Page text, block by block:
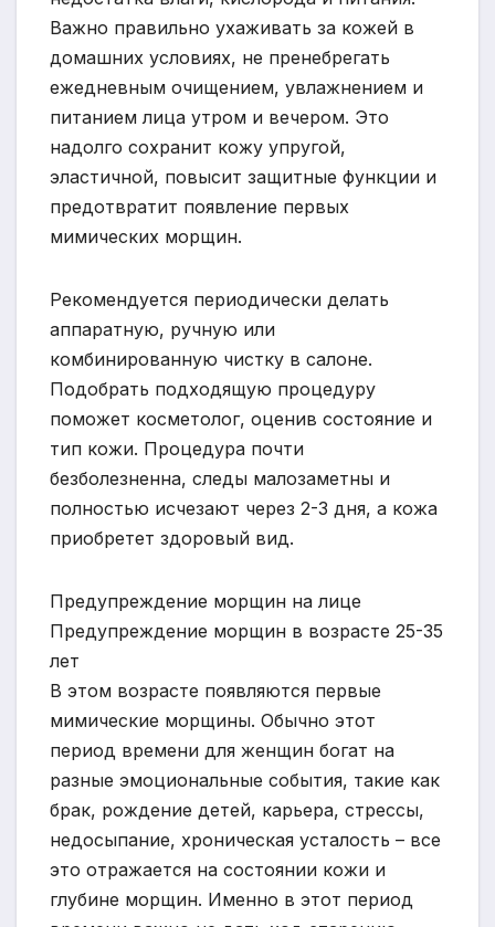
Важно правильно ухаживать за кожей в
домашних условиях, не пренебрегать
ежедневным очищением, увлажнением и
питанием лица утром и вечером. Это
надолго сохранит кожу упругой,
эластичной, повысит защитные функции и
предотвратит появление первых
мимических морщин.
Рекомендуется периодически делать
аппаратную, ручную или
комбинированную чистку в салоне.
Подобрать подходящую процедуру
поможет косметолог, оценив состояние и
тип кожи. Процедура почти
безболезненна, следы малозаметны и
полностью исчезают через 2-3 дня, а кожа
приобретет здоровый вид.
Предупреждение морщин на лице
Предупреждение морщин в возрасте 25-35
лет
В этом возрасте появляются первые
мимические морщины. Обычно этот
период времени для женщин богат на
разные эмоциональные события, такие как
брак, рождение детей, карьера, стрессы,
недосыпание, хроническая усталость – все
это отражается на состоянии кожи и
глубине морщин. Именно в этот период